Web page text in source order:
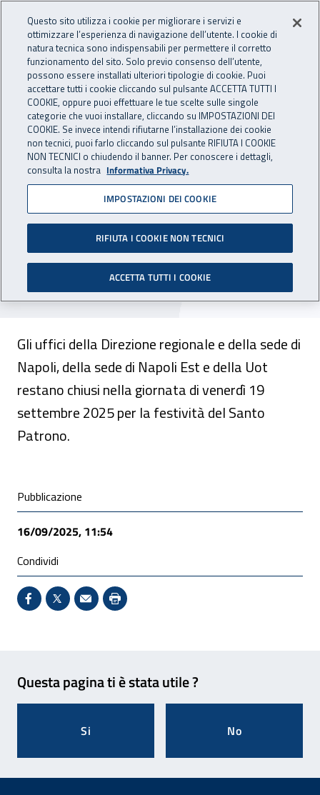
INAIL - Istituto Nazionale
Apri cerca
Navigazione principale
Navigazione - Ti trovi in:
Home Inail comunica Avvisi
Dr Campania: chiusura
Direzione regionale e sedi
di Napoli, Napoli Est e Uot
Nella giornata del 19 settembre 2025 restano
chiusi gli uffici della Direzione regionale e delle
sedi di Napoli, Napoli Est e Uot.
Gli uffici della Direzione regionale e della sede di
Napoli, della sede di Napoli Est e della Uot
restano chiusi nella giornata di venerdì 19
settembre 2025 per la festività del Santo
Patrono.
Condivisione social
Pubblicazione
16/09/2025, 11:54
Condividi
Condividi su Facebook - Sito esterno - Apertura in
X - Sito esterno - Apertura in nuova finestra
Invio Mail: apre il programma di posta
Stampa pagina: scelta meno
Questa pagina ti è stata utile ?
Si No
Questo sito utilizza i cookie per migliorare i servizi e
ottimizzare l’esperienza di navigazione dell’utente. I cookie di
natura tecnica sono indispensabili per permettere il corretto
funzionamento del sito. Solo previo consenso dell’utente,
possono essere installati ulteriori tipologie di cookie. Puoi
accettare tutti i cookie cliccando sul pulsante ACCETTA TUTTI I
COOKIE, oppure puoi effettuare le tue scelte sulle singole
categorie che vuoi installare, cliccando su IMPOSTAZIONI DEI
COOKIE. Se invece intendi rifiutarne l’installazione dei cookie
non tecnici, puoi farlo cliccando sul pulsante RIFIUTA I COOKIE
NON TECNICI o chiudendo il banner. Per conoscere i dettagli,
consulta la nostra Informativa Privacy.
IMPOSTAZIONI DEI COOKIE
RIFIUTA I COOKIE NON TECNICI
ACCETTA TUTTI I COOKIE